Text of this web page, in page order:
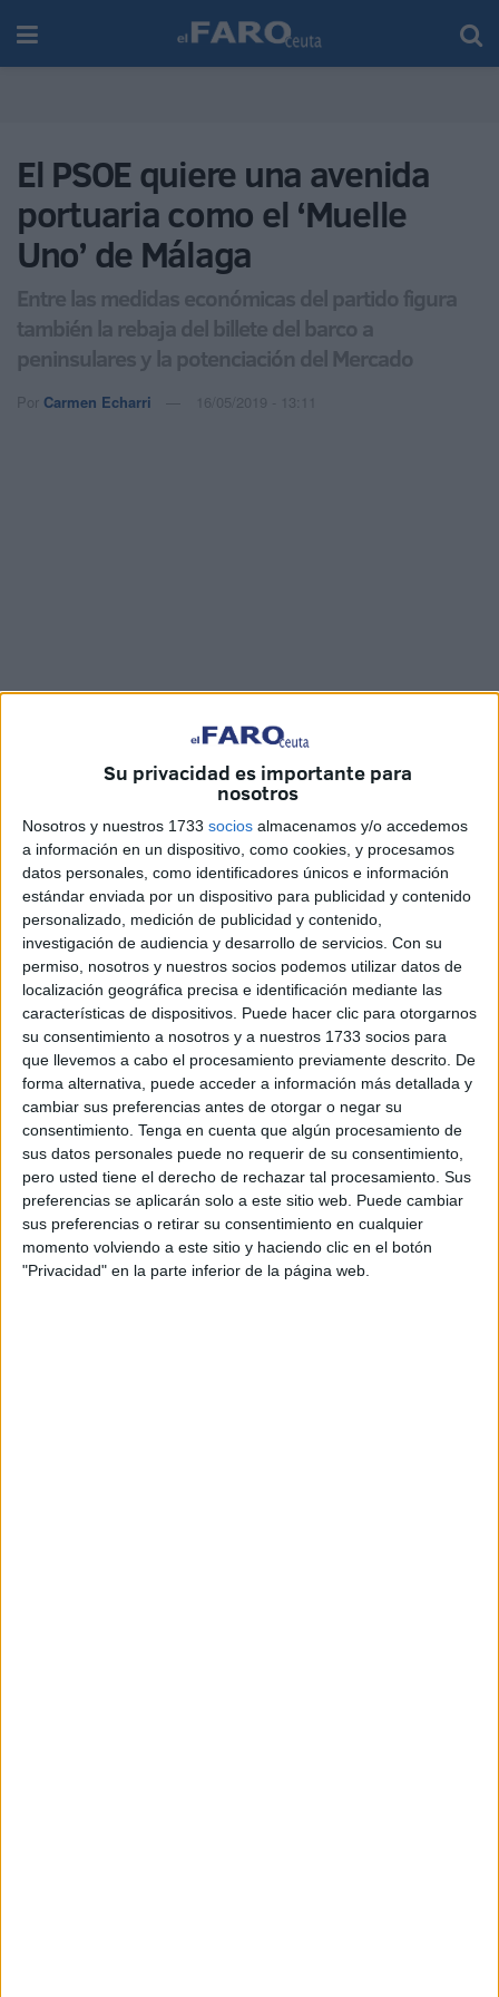
Su privacidad es importante para
nosotros
Nosotros y nuestros 1733 socios almacenamos y/o accedemos
a información en un dispositivo, como cookies, y procesamos
datos personales, como identificadores únicos e información
estándar enviada por un dispositivo para publicidad y contenido
personalizado, medición de publicidad y contenido,
investigación de audiencia y desarrollo de servicios. Con su
permiso, nosotros y nuestros socios podemos utilizar datos de
localización geográfica precisa e identificación mediante las
características de dispositivos. Puede hacer clic para otorgarnos
su consentimiento a nosotros y a nuestros 1733 socios para
que llevemos a cabo el procesamiento previamente descrito. De
forma alternativa, puede acceder a información más detallada y
cambiar sus preferencias antes de otorgar o negar su
consentimiento. Tenga en cuenta que algún procesamiento de
sus datos personales puede no requerir de su consentimiento,
pero usted tiene el derecho de rechazar tal procesamiento. Sus
preferencias se aplicarán solo a este sitio web. Puede cambiar
sus preferencias o retirar su consentimiento en cualquier
momento volviendo a este sitio y haciendo clic en el botón
"Privacidad" en la parte inferior de la página web.
El PSOE quiere una avenida
portuaria como el ‘Muelle
Uno’ de Málaga
Entre las medidas económicas del partido figura
también la rebaja del billete del barco a
peninsulares y la potenciación del Mercado
Por Carmen Echarri 16/05/2019 - 13:11
ElPSOEha defendido la potenciación del comercio en
Ceuta, del que dependen miles de puestos de trabajo en la
ciudad. Los socialistas quieren llevar a cabo medidas para
ayudar a este sector, pasando por ejemplo por la
potenciación delpuerto.
“El Puerto de Ceuta debe llegar a un acuerdo mediante un
convenio con la Ciudad para liberar uso de suelo
comercial y hacer una avenida Dato más accesible al ocio,
comercio y actividad empresarial”, ha defendido el
candidato socialista Manuel Hernández, que aspira a
extrapolar el modelo aplicado en Málaga, el ‘Muelle Uno’,
a Ceuta.
El PSOE aboga por la atención a la demanda interna y de
Marruecospara evitar la “fuga” de ciudadanos que “se
han ido a la Península” para hacer comprar, lo que exige la